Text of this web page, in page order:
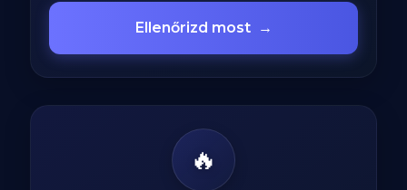
Ellenőrizd most →
🔥